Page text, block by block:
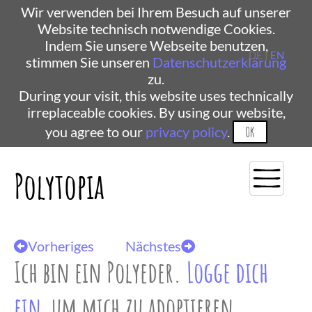
Wir verwenden bei Ihrem Besuch auf unserer
Website technisch notwendige Cookies.
Indem Sie unsere Webseite benutzen,
stimmen Sie unseren Datenschutzerklärung
zu.
During your visit, this website uses technically
irreplaceable cookies. By using our website,
you agree to our privacy policy. OK
Polytopia
DE | EN
Vorheriges Nächstes
Ich bin ein Polyeder. Logge dich